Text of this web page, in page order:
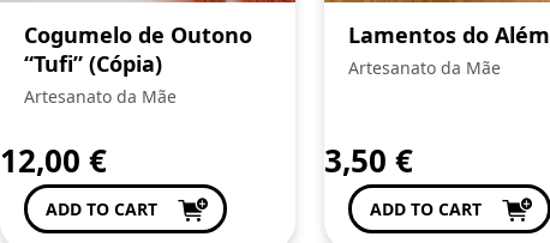
Cogumelo de Outono
“Tufi” (Cópia)
Artesanato da Mãe
12,00€
ADD TO CART
Lamentos do Além
Artesanato da Mãe
3,50 €
ADD TO CART